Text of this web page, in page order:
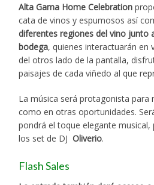
Alta Gama Home Celebration
cata de vinos y espumosos así
diferentes regiones del vino junto
bodega, quienes interactuarán en
del otros lado de la pantalla,
paisajes de cada viñedo al que
La música será protagonista para
como en otras oportunidades.
pondrá el toque elegante musical,
los set de DJOliverio.
Flash Sales